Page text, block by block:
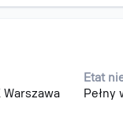
Warszawa
Etat
Pełny